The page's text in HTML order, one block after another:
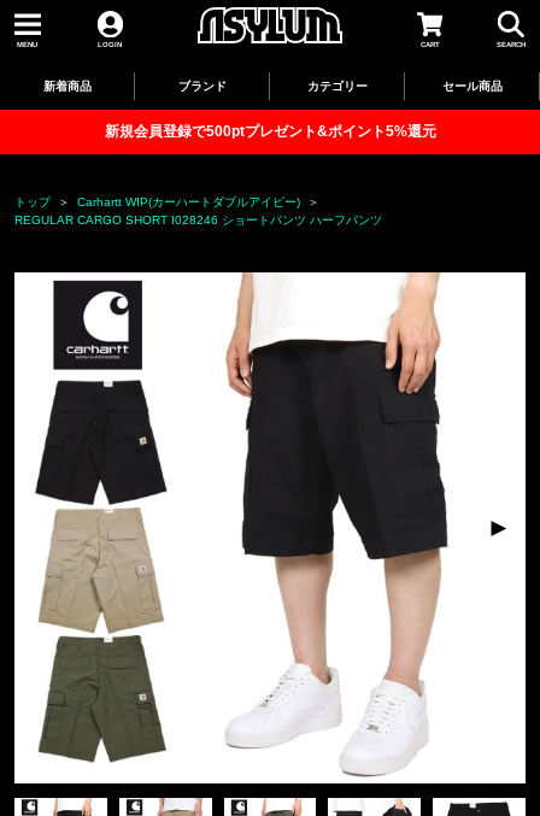
MENU LOGIN CART SEARCH
新着商品 ブランド カテゴリー セール商品
新規会員登録で500ptプレゼント&ポイント5%還元
トップ
Carhartt WIP(カーハートダブルアイピー)
REGULAR CARGO SHORT I028246 ショートパンツ ハーフパンツ